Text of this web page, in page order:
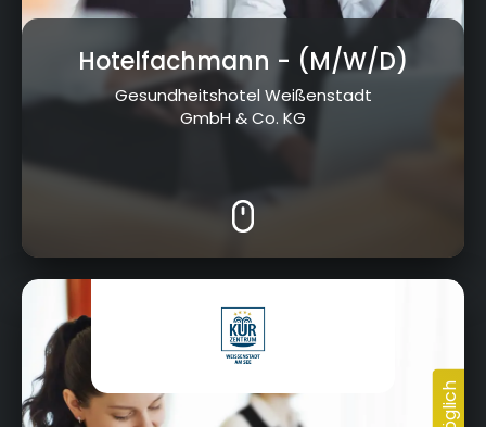
Hotelfachmann - (M/W/D)
Gesundheitshotel Weißenstadt
GmbH & Co. KG